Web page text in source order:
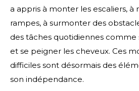
a appris à monter les escaliers,
rampes, à surmonter des
des tâches quotidiennes comme
et se peigner les cheveux. Ces
difficiles sont désormais des
son indépendance.